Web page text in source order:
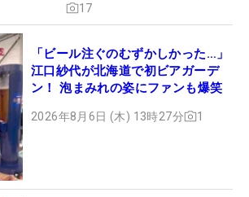
17
「ビール注ぐのむずかしかった…」
江口紗代が北海道で初ビアガーデ
ン！ 泡まみれの姿にファンも爆笑
2026年8月6日 (木) 13時27分 1